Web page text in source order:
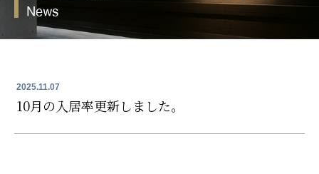
2025.11.07
10月の入居率更新しました。